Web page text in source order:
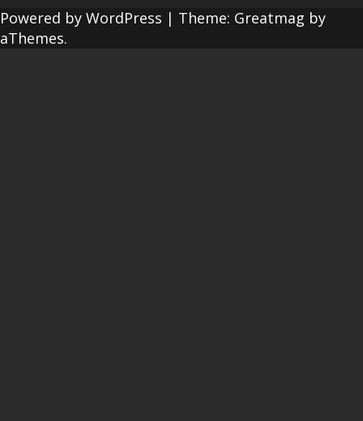
Powered by WordPress | Theme: Greatmag by
aThemes.